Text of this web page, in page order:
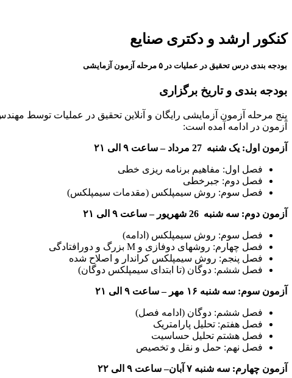
کنکور ارشد و دکتری صنایع
بودجه بندی درس تحقیق در عملیات در ۵ مرحله آزمون آزمایشی
بودجه بندی و تاریخ برگزاری
پنج مرحله آزمون آزمایشی رایگان و آنلاین تحقیق در عملیات توسط
آزمون در ادامه آمده است:
آزمون اول: یک شنبه 27 مرداد – ساعت ۹ الی ۲۱
فصل اول: مفاهیم برنامه ریزی خطی
فصل دوم: جبرخطی
فصل سوم: روش سیمپلکس (مقدمات سیمپلکس)
آزمون دوم: سه شنبه 26 شهریور – ساعت ۹ الی ۲۱
فصل سوم: روش سیمپلکس (ادامه)
فصل چهارم: روشهای دوفازی و M بزرگ و دورافتادگی
فصل پنجم: روش سیمپلکس کراندار و اصلاح شده
فصل ششم: دوگان (تا ابتدای سیمپلکس دوگان)
آزمون سوم: سه شنبه ۱۶ مهر – ساعت ۹ الی ۲۱
فصل ششم: دوگان (ادامه فصل)
فصل هفتم: تحلیل پارامتریک
فصل هشتم تحلیل حساسیت
فصل نهم: حمل و نقل و تخصیص
آزمون چهارم: سه شنبه ۷ آبان– ساعت ۹ الی ۲۲